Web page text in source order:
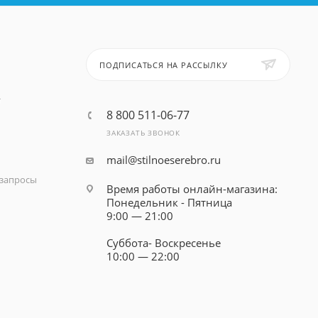
ПОДПИСАТЬСЯ НА РАССЫЛКУ
8 800 511-06-77
ЗАКАЗАТЬ ЗВОНОК
mail@stilnoeserebro.ru
Время работы онлайн-магазина:
Понедельник - Пятница
9:00 — 21:00
Суббота- Воскресенье
10:00 — 22:00